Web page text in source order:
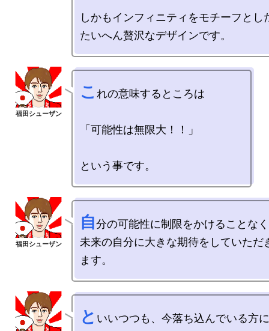
しかもインフィニティをモチーフとし
こ れの意味するところは
「可能性は無限大！！」
自分の可能性に制限をかけることな
未来の自分に大きな期待をしていただ
と いいつつも、今落ち込んでいる方